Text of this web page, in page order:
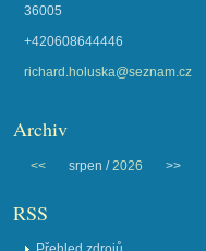
36005
+420608644446
richard.holuska@seznam.cz
Archiv
<< srpen /2026 >>
RSS